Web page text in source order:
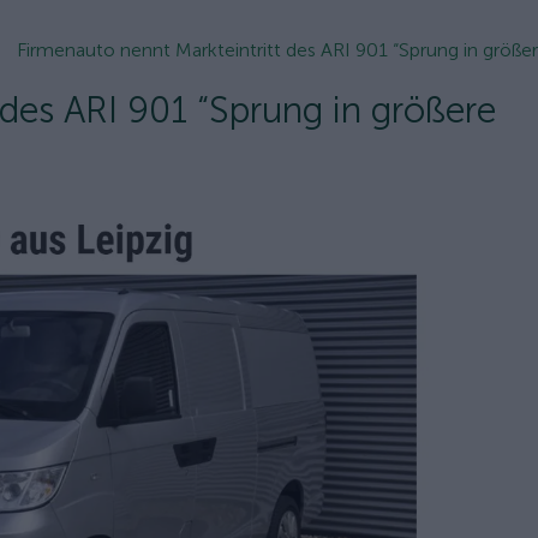
Firmenauto nennt Markteintritt des ARI 901 “Sprung in
ARI 901 “Sprung in größere